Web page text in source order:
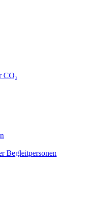
CO₂
Begleitpersonen